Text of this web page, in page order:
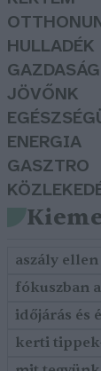
HULLADÉK
GAZDASÁG
JÖVŐNK
ENERGIA
GASZTRO
aszály ellen
fókuszban
időjárás és
kerti